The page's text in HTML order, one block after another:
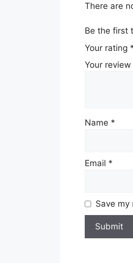
There are
Be the first
Your rating
Your review
Name *
Email *
Save